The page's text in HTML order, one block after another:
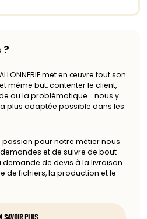
?
met en œuvre tout son
même but, contenter le client,
ou la problématique … nous y
plus adaptée possible dans les
pour notre métier nous
et de suivre de bout
de devis à la livraison
de fichiers, la production et le